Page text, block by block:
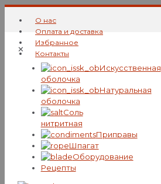
О нас
Оплата и доставка
Избранное
Контакты
✕
Искусcтвенная
оболочка
Натуральная
оболочка
Соль
нитритная
Приправы
Шпагат
Оборудование
Рецепты